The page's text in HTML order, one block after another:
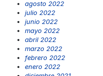
agosto 2022
julio 2022
junio 2022
mayo 2022
abril 2022
marzo 2022
febrero 2022
enero 2022